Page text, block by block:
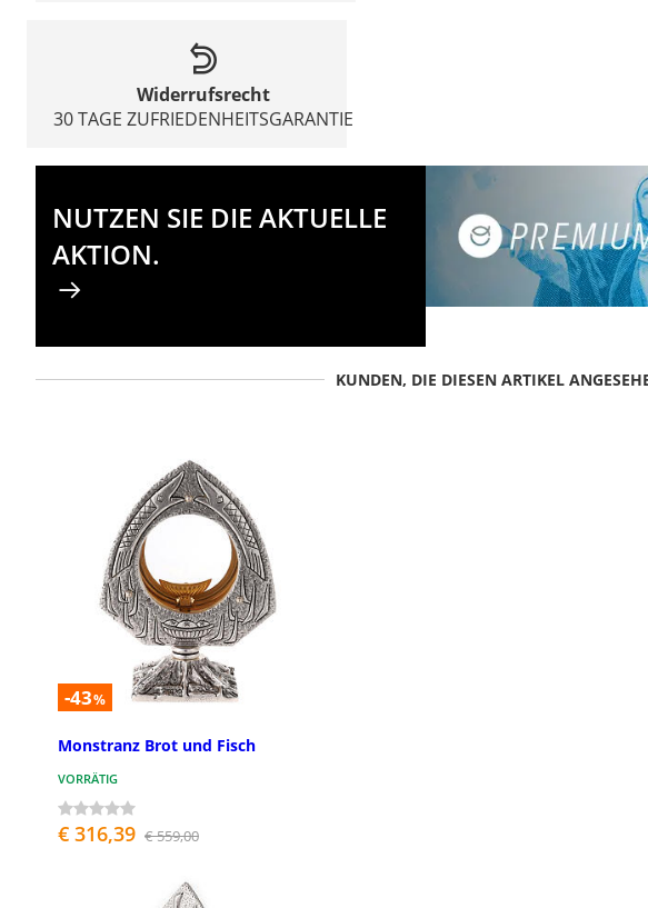
Widerrufsrecht
30 TAGE ZUFRIEDENHEITSGARANTIE
NUTZEN SIE DIE AKTUELLE
AKTION.
KUNDEN, DIE DIESEN ARTIKEL
-43%
Monstranz Brot und Fisch
VORRÄTIG
€ 316,39 € 559,00